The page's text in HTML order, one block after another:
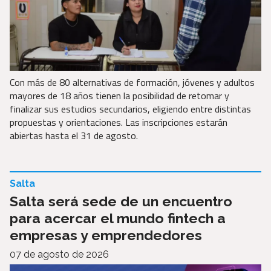
Con más de 80 alternativas de formación, jóvenes y adultos
mayores de 18 años tienen la posibilidad de retomar y
finalizar sus estudios secundarios, eligiendo entre distintas
propuestas y orientaciones. Las inscripciones estarán
abiertas hasta el 31 de agosto.
Salta será sede de un encuentro
para acercar el mundo fintech a
empresas y emprendedores
Salta
07 de agosto de 2026